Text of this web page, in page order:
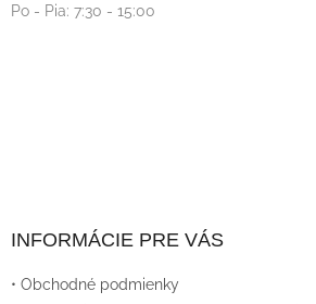
Po - Pia: 7:30 - 15:00
INFORMÁCIE PRE VÁS
• Obchodné podmienky